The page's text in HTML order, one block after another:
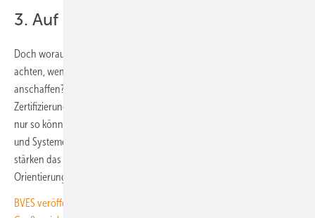
3. Auf Zertifizierungen achten
Doch worauf sollten die Hauseigentümer oder Gewerbetreibenden
achten, wenn sie sich eine Solaranlage oder einen Batteriespeicher
anschaffen? Die Expert:innen von SMA weisen darauf hin, dass
Zertifizierungen wie die ISO 27001 eine zentrale Rolle spielen. Denn
nur so können die Anwender:innen darauf vertrauen, dass ihre Daten
und Systeme sicher sind. Die Zertifizierungen schaffen Transparenz,
stärken das Vertrauen und geben Endnutzern eine wichtige
Orientierungshilfe.
BVES veröffentlicht aktualisierten Sicherheitsleitfaden für